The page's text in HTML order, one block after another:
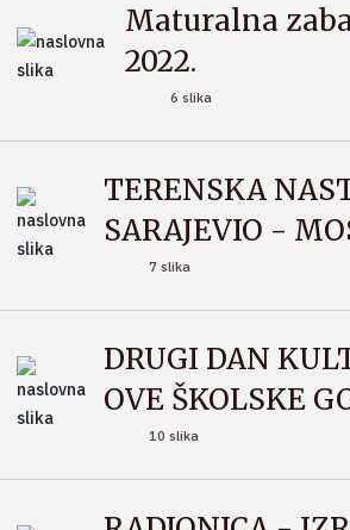
Maturalna
2022.
6 slika
TERENSKA
SARAJEVIO -
7 slika
DRUGI DAN
OVE ŠKOLSKE
10 slika